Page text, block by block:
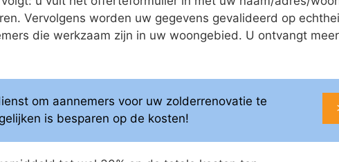
Vervolgens worden uw gegevens gevalideerd op
die werkzaam zijn in uw woongebied. U ontvangt
om aannemers voor uw zolderrenovatie te
is besparen op de kosten!